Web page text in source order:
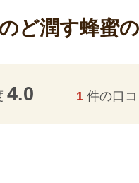
ど潤す蜂蜜の
4.0 1 件の口